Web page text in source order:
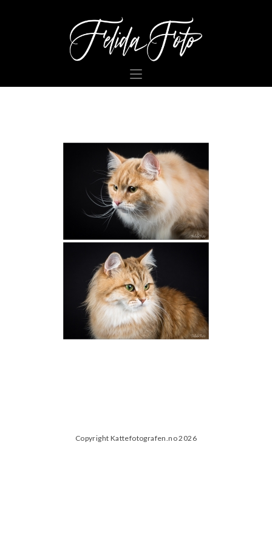
Copyright Kattefotografen.no 2026